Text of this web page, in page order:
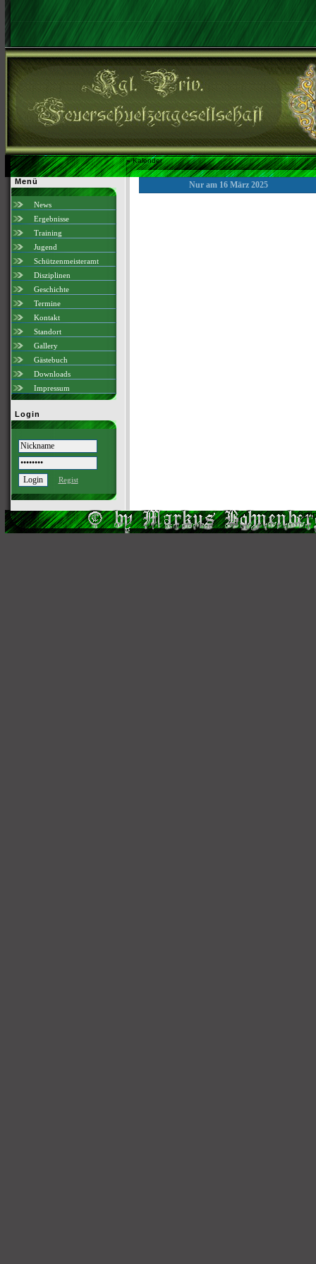
»Kalender
Menü
News
Ergebnisse
Training
Jugend
Schützenmeisteramt
Disziplinen
Geschichte
Termine
Kontakt
Standort
Gallery
Gästebuch
Downloads
Impressum
Login
Regist
Nur am 16 März 2025